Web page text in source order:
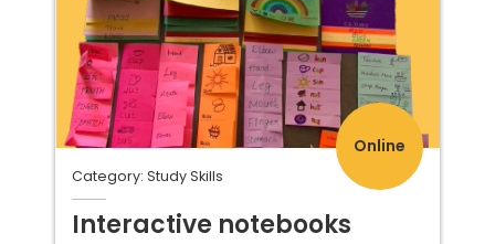
Online
Category: Study Skills
Interactive notebooks